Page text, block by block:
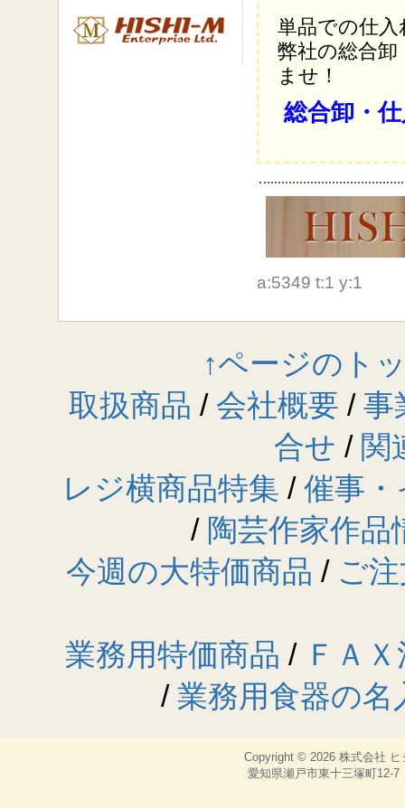
単品での仕
弊社の総合
ませ！
総合卸・
a:5349 t:1 y:1
↑ページのト
取扱商品 / 会社概要 / 事
合せ / 関
レジ横商品特集 / 催事
/ 陶芸作家作品
今週の大特価商品 / ご
業務用特価商品 / ＦＡ
/ 業務用食器の名
Copyright © 2026 株式会社 ヒ
愛知県瀬戸市東十三塚町12-7